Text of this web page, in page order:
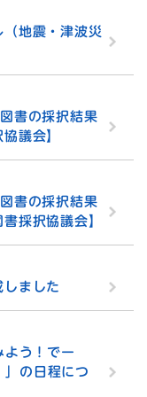
（地震・津波災
書の採択結果
議会】
書の採択結果
採択協議会】
しました
う！でー
の日程につ